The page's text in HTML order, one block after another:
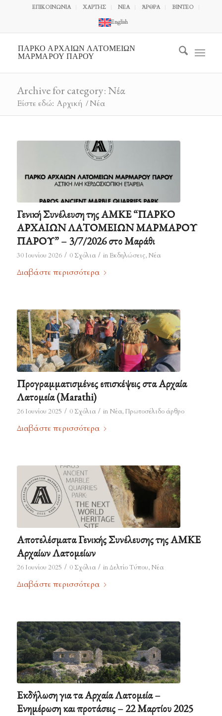
ΕΠΙΚΟΙΝΩΝΙΑ ΧΑΡΤΗΣ ΝΕΑ ΆΡΘΡΑ ΒΙΝΤΕΟ
English
ΠΑΡΚΟ ΑΡΧΑΙΩΝ ΛΑΤΟΜΕΙΩΝ
ΜΑΡΜΑΡΟΥ ΠΑΡΟΥ
Archive for category: Νέα
Είστε εδώ: Αρχική / Νέα
Γενική Συνέλευση της ΑΜΚΕ “ΠΑΡΚΟ
ΑΡΧΑΙΩΝ ΛΑΤΟΜΕΙΩΝ ΜΑΡΜΑΡΟΥ
ΠΑΡΟΥ” – 3/7/2026 στο Μαράθι
30 Ιουνίου 2026 / 0 Σχόλια / inΕκδηλώσεις, Νέα
Διαβάστε περισσότερα
Προγραμματισμένες επισκέψεις στα Αρχαία
Λατομεία (Marathi)
26 Ιουνίου 2025 / 0 Σχόλια / in Νέα, Πρωτοσέλιδο άρθρο
Διαβάστε περισσότερα
Αποτελέσματα Γενικής Συνέλευσης της ΑΜΚΕ
Αρχαίων Λατομείων
26 Ιουνίου 2025 / 0 Σχόλια / inΔελτίο Τύπου, Νέα
Διαβάστε περισσότερα
Εκδήλωση για τα Αρχαία Λατομεία –
Ενημέρωση και προτάσεις – 22 Μαρτίου 2025